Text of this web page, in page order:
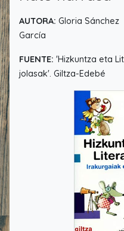
AUTORA: Gloria Sánchez
García
FUENTE: 'Hizkuntza eta
jolasak'. Giltza-Edebé